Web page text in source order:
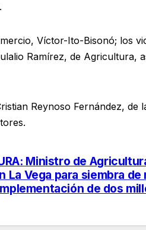
Víctor-Ito-Bisonó; los
Ramírez, de Agricultura,
Reynoso Fernández, de
Ministro de
La Vega para siembra de
de dos